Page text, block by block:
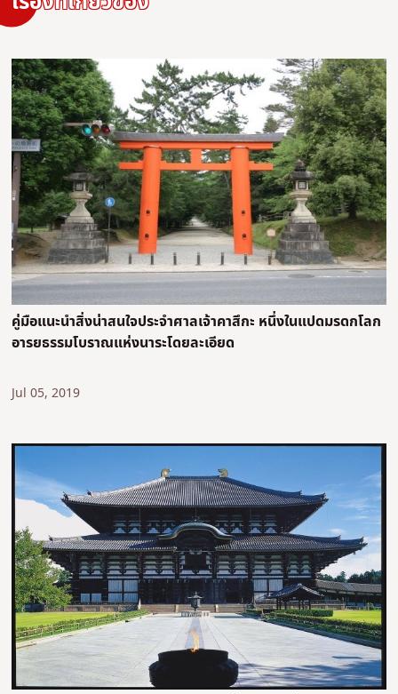
คู่มือแนะนำสิ่งน่าสนใจประจำศาลเจ้าคาสึกะ หนึ่งในแปดมรดกโลก
อารยธรรมโบราณแห่งนาระโดยละเอียด
Jul 05, 2019